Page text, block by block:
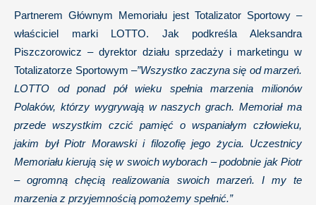
Partnerem Głównym Memoriału jest Totalizator Sportowy –
właściciel marki LOTTO. Jak podkreśla Aleksandra
Piszczorowicz – dyrektor działu sprzedaży i marketingu w
Totalizatorze Sportowym –”Wszystko zaczyna się od marzeń.
LOTTO od ponad pół wieku spełnia marzenia milionów
Polaków, którzy wygrywają w naszych grach. Memoriał ma
przede wszystkim czcić pamięć o wspaniałym człowieku,
jakim był Piotr Morawski i filozofię jego życia. Uczestnicy
Memoriału kierują się w swoich wyborach – podobnie jak Piotr
– ogromną chęcią realizowania swoich marzeń. I my te
marzenia z przyjemnością pomożemy spełnić.”